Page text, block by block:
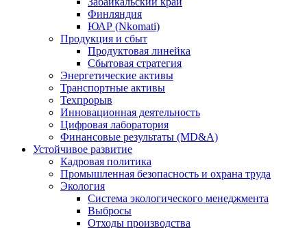
Финляндия
ЮАР (Nkomati)
Продукция и сбыт
Продуктовая линейка
Сбытовая стратегия
Энергетические активы
Транспортные активы
Техпрорыв
Инновационная деятельность
Цифровая лаборатория
Финансовые результаты (MD&A)
Устойчивое развитие
Кадровая политика
Промышленная безопасность и охрана труда
Экология
Система экологического менеджмента
Выбросы
Отходы производства